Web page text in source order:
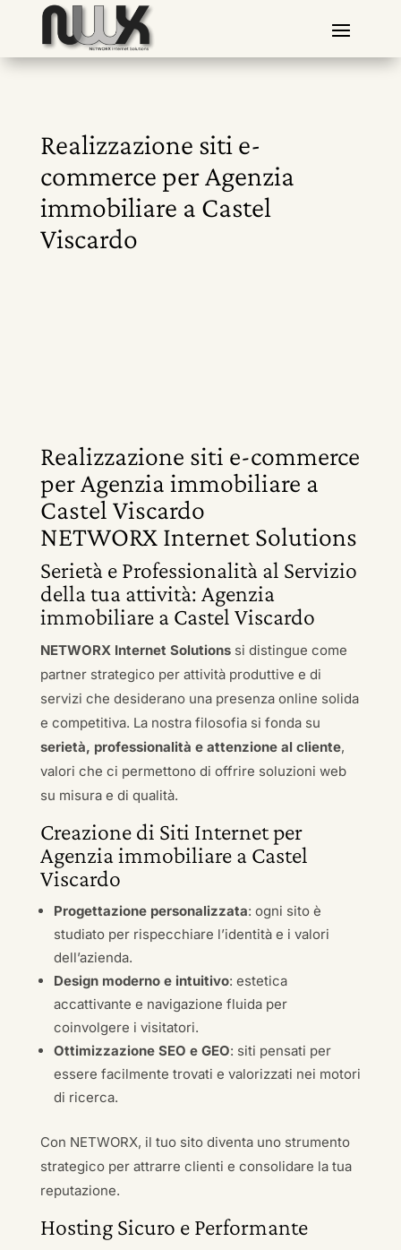
Realizzazione siti e-
commerce per Agenzia
immobiliare a Castel
Viscardo
Realizzazione siti e-commerce
per Agenzia immobiliare a
Castel Viscardo
NETWORX Internet Solutions
Serietà e Professionalità al Servizio
della tua attività: Agenzia
immobiliare a Castel Viscardo
NETWORX Internet Solutionssi distingue come
partner strategico per attività produttive e di
servizi che desiderano una presenza online solida
e competitiva. La nostra filosofia si fonda su
serietà, professionalità e attenzione al cliente,
valori che ci permettono di offrire soluzioni web
su misura e di qualità.
Creazione di Siti Internet per
Agenzia immobiliare a Castel
Viscardo
Progettazione personalizzata: ogni sito è
studiato per rispecchiare l’identità e i valori
dell’azienda.
Design moderno e intuitivo: estetica
accattivante e navigazione fluida per
coinvolgere i visitatori.
Ottimizzazione SEO e GEO: siti pensati per
essere facilmente trovati e valorizzati nei motori
di ricerca.
Con NETWORX, il tuo sito diventa uno strumento
strategico per attrarre clienti e consolidare la tua
reputazione.
Hosting Sicuro e Performante